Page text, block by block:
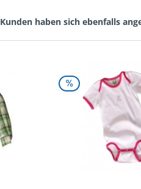
Kunden haben sich ebenfalls